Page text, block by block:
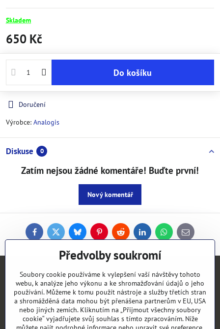
Skladem
650 Kč
Do košíku
Doručení
Výrobce: Analogis
Diskuse 0
Zatím nejsou žádné komentáře! Buďte první!
Nový komentář
FacebookTwitterBlueskyPinterestReddit LinkedInWhatsApp
E-
mail
Kontakty
Objednávky
Vše k nákupu
Předvolby soukromí
Soubory cookie používáme k vylepšení vaší návštěvy tohoto
webu, k analýze jeho výkonu a ke shromažďování údajů o jeho
používání. Můžeme k tomu použít nástroje a služby třetích stran
a shromážděná data mohou být přenášena partnerům v EU, USA
nebo jiných zemích. Kliknutím na „Přijmout všechny soubory
cookie“ vyjadřujete svůj souhlas s tímto zpracováním. Níže